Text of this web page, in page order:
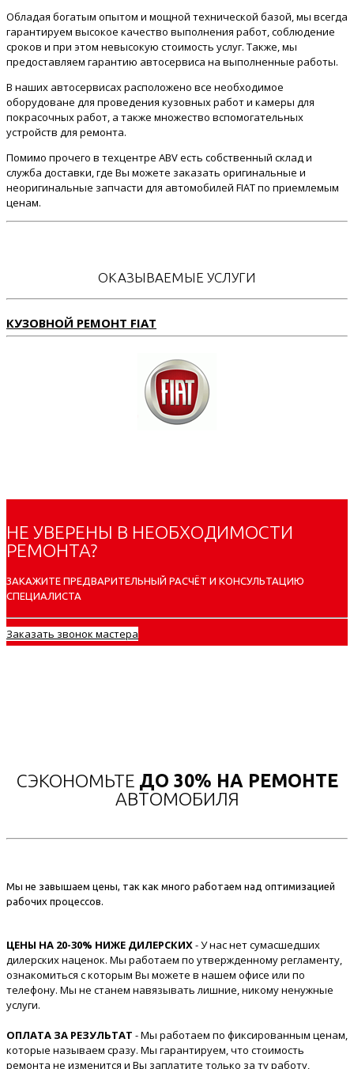
Обладая богатым опытом и мощной технической базой, мы всегда
гарантируем высокое качество выполнения работ, соблюдение
сроков и при этом невысокую стоимость услуг. Также, мы
предоставляем гарантию автосервиса на выполненные работы.
В наших автосервисах расположено все необходимое
оборудоване для проведения кузовных работ и камеры для
покрасочных работ, а также множество вспомогательных
устройств для ремонта.
Помимо прочего в техцентре ABV есть собственный склад и
служба доставки, где Вы можете заказать оригинальные и
неоригинальные запчасти для автомобилей FIAT по приемлемым
ценам.
ОКАЗЫВАЕМЫЕ УСЛУГИ
КУЗОВНОЙ РЕМОНТ FIAT
НЕ УВЕРЕНЫ В НЕОБХОДИМОСТИ
РЕМОНТА?
ЗАКАЖИТЕ ПРЕДВАРИТЕЛЬНЫЙ РАСЧЁТ И КОНСУЛЬТАЦИЮ
СПЕЦИАЛИСТА
Заказать звонок мастера
СЭКОНОМЬТЕ ДО 30% НА РЕМОНТЕ
АВТОМОБИЛЯ
Мы не завышаем цены, так как много работаем над оптимизацией
рабочих процессов.
ЦЕНЫ НА 20-30% НИЖЕ ДИЛЕРСКИХ- У нас нет сумасшедших
дилерских наценок. Мы работаем по утвержденному регламенту,
ознакомиться с которым Вы можете в нашем офисе или по
телефону. Мы не станем навязывать лишние, никому ненужные
услуги.
ОПЛАТА ЗА РЕЗУЛЬТАТ - Мы работаем по фиксированным ценам,
которые называем сразу. Мы гарантируем, что стоимость
ремонта не изменится и Вы заплатите только за ту работу,